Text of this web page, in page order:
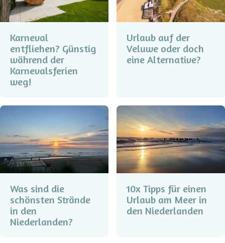
Karneval
entfliehen? Günstig
während der
Karnevalsferien
weg!
Urlaub auf der
Veluwe oder doch
eine Alternative?
Was sind die
schönsten Strände
in den
Niederlanden?
10x Tipps für einen
Urlaub am Meer in
den Niederlanden